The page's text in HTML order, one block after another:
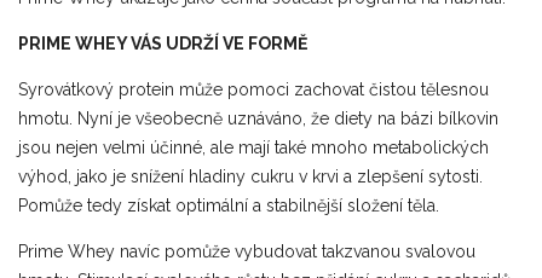
PRIME WHEY VÁS UDRŽÍ VE FORMĚ
Syrovátkový protein může pomoci zachovat čistou tělesnou
hmotu. Nyní je všeobecně uznáváno, že diety na bázi bílkovin
jsou nejen velmi účinné, ale mají také mnoho metabolických
výhod, jako je snížení hladiny cukru v krvi a zlepšení sytosti.
Pomůže tedy získat optimální a stabilnější složení těla.
Prime Whey navíc pomůže vybudovat takzvanou svalovou